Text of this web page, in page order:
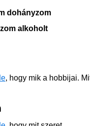
dohányzom
alkoholt
, hogy mik a hobbijai.